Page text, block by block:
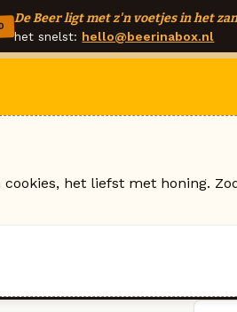
De Beer ligt met z'n voetjes in het
het snelst: hello@beerinabox.nl
cookies, het liefst met honing.